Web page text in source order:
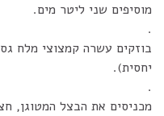
מוסיפים שני ליטר מים.
.
בוזקים עשרה קמצוצי מלח
יחסית).
.
מכניסים את הבצל המטוגן,